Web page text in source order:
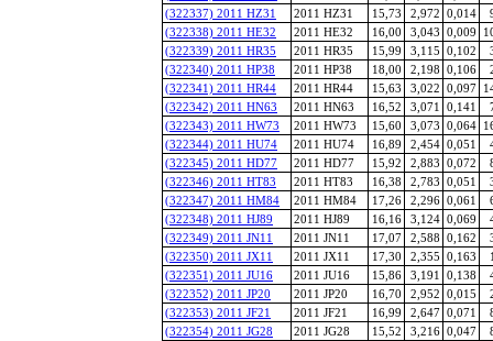
(322337) 2011 HZ31
2011 HZ31 15,73 2,972 0,014
(322338) 2011 HE32
2011 HE32 16,00 3,043 0,009
(322339) 2011 HR35
2011 HR35 15,99 3,115 0,102
(322340) 2011 HP38
2011 HP38 18,00 2,198 0,106
(322341) 2011 HR44
2011 HR44 15,63 3,022 0,097
(322342) 2011 HN63
2011 HN63 16,52 3,071 0,141
(322343) 2011 HW73
2011 HW73 15,60 3,073 0,064
(322344) 2011 HU74
2011 HU74 16,89 2,454 0,051
(322345) 2011 HD77
2011 HD77 15,92 2,883 0,072
(322346) 2011 HT83
2011 HT83 16,38 2,783 0,051
(322347) 2011 HM84
2011 HM84 17,26 2,296 0,061
(322348) 2011 HJ89
2011 HJ89 16,16 3,124 0,069
(322349) 2011 JN11
2011 JN11 17,07 2,588 0,162
(322350) 2011 JX11
2011 JX11 17,30 2,355 0,163
(322351) 2011 JU16
2011 JU16 15,86 3,191 0,138
(322352) 2011 JP20
2011 JP20 16,70 2,952 0,015
(322353) 2011 JF21
2011 JF21 16,99 2,647 0,071
(322354) 2011 JG28
2011 JG28 15,52 3,216 0,047